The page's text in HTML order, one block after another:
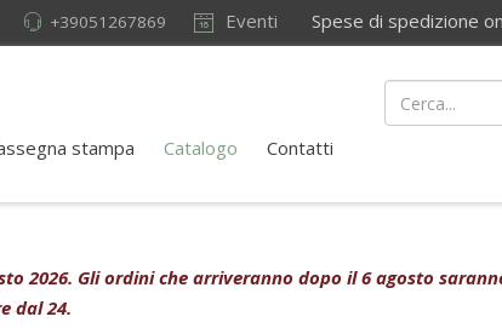
Eventi Spese di spedizione
+39051267869
stampa Catalogo Contatti
2026. Gli ordini che arriveranno dopo il 6 agosto
dal 24.